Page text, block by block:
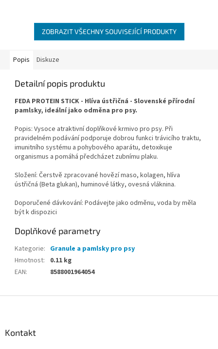
ZOBRAZIT VŠECHNY SOUVISEJÍCÍ PRODUKTY
Popis Diskuze
Detailní popis produktu
FEDA PROTEIN STICK - Hlíva ústřičná - Slovenské přírodní
pamlsky, ideální jako odměna pro psy.
Popis: Vysoce atraktivní doplňkové krmivo pro psy. Při
pravidelném podávání podporuje dobrou funkci trávicího traktu,
imunitního systému a pohybového aparátu, detoxikuje
organismus a pomáhá předcházet zubnímu plaku.
Složení: Čerstvě zpracované hovězí maso, kolagen, hlíva
ústřičná (Beta glukan), huminové látky, ovesná vláknina.
Doporučené dávkování: Podávejte jako odměnu, voda by měla
být k dispozici
Doplňkové parametry
Kategorie: Granule a pamlsky pro psy
Hmotnost:
0.11 kg
EAN: 8588001964054
Kontakt